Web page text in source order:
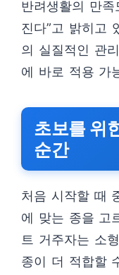
반려생활의 만
진다”고 밝히고
의 실질적인 관
에 바로 적용 가
초보를 위
순간
처음 시작할 때
에 맞는 종을 고
트 거주자는 소
종이 더 적합할